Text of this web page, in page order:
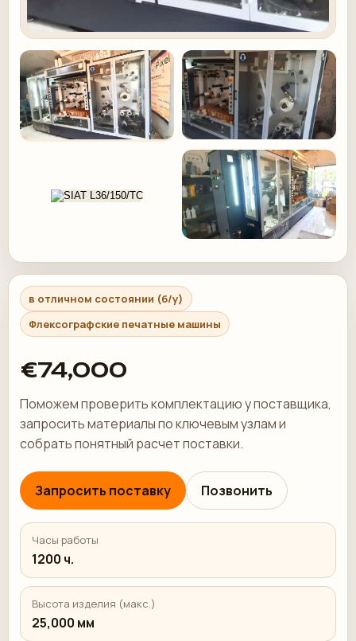
в отличном состоянии (б/у)
Флексографские печатные машины
€74,000
Поможем проверить комплектацию у поставщика,
запросить материалы по ключевым узлам и
собрать понятный расчет поставки.
Запросить поставку Позвонить
Часы работы
1200 ч.
Высота изделия (макс.)
25,000 мм